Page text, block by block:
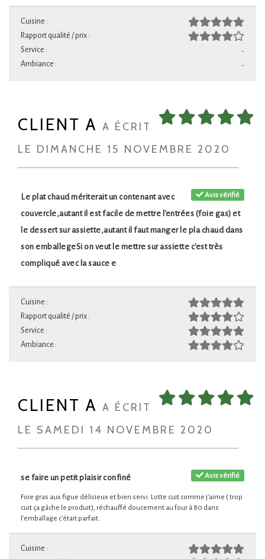
Cuisine :
Rapport qualité / prix :
-
Service :
-
Ambiance :
CLIENT A A ÉCRIT
LE DIMANCHE 15 NOVEMBRE 2020
Avis vérifié
Le plat chaud mériterait un contenant avec
couvercle,autant il est facile de mettre l'entrées (foie gas) et
le dessert sur assiette,autant il faut manger le pla chaud dans
son emballegeSi on veut le mettre sur assiette c'est très
compliqué avec la sauce e
Cuisine :
Rapport qualité / prix :
Service :
Ambiance :
CLIENT A A ÉCRIT
LE SAMEDI 14 NOVEMBRE 2020
Avis vérifié
se faire un petit plaisir confiné
Foie gras aux figue délicieux et bien servi. Lotte cuit comme j'aime ( trop
cuit ça gâche le produit), réchauffé doucement au four à 80 dans
l'emballage c'était parfait.
Cuisine :